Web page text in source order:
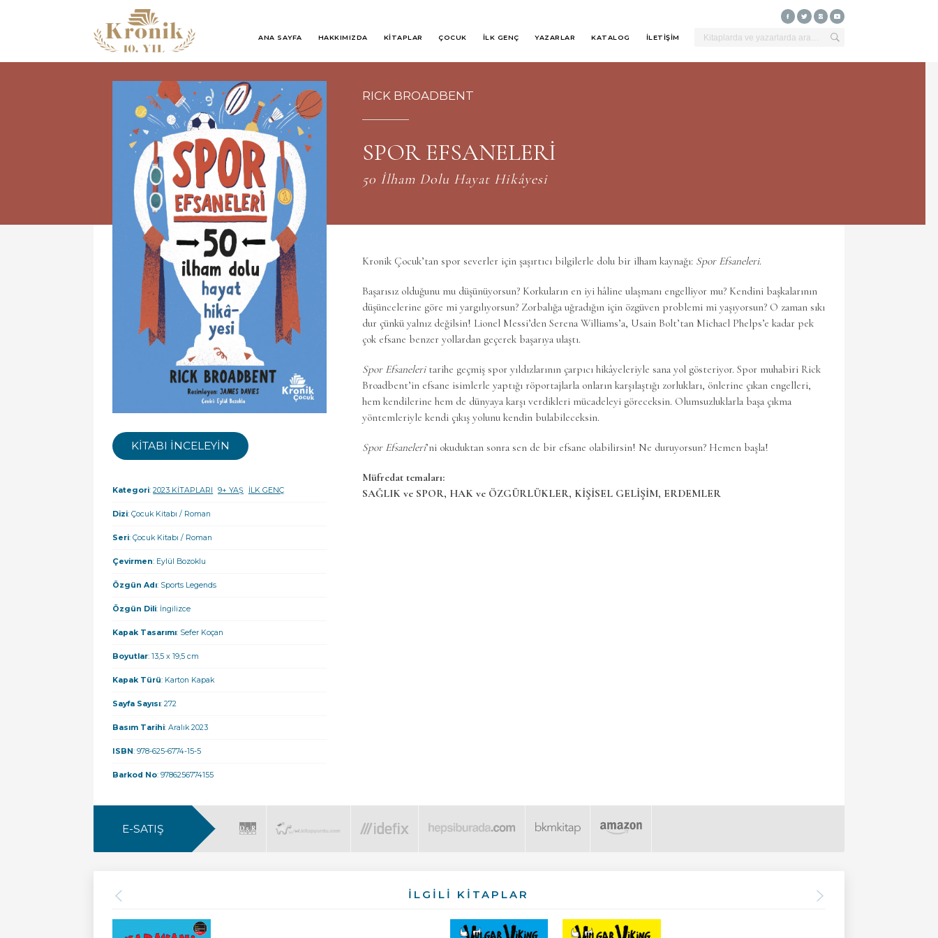
ANA SAYFA HAKKIMIZDA KİTAPLAR ÇOCUK İLK GENÇ YAZARLAR KATALOG İLETİŞİM
RICK BROADBENT
SPOR EFSANELERİ
50 İlham Dolu Hayat Hikâyesi
Kronik Çocuk’tan spor severler için şaşırtıcı bilgilerle dolu bir ilham kaynağı: Spor Efsaneleri.
Başarısız olduğunu mu düşünüyorsun? Korkuların en iyi hâline ulaşmanı engelliyor mu? Kendini başkalarının
düşüncelerine göre mi yargılıyorsun? Zorbalığa uğradığın için özgüven problemi mi yaşıyorsun? O zaman sıkı
dur çünkü yalnız değilsin! Lionel Messi’den Serena Williams’a, Usain Bolt’tan Michael Phelps’e kadar pek
çok efsane benzer yollardan geçerek başarıya ulaştı.
Spor Efsaneleritarihe geçmiş spor yıldızlarının çarpıcı hikâyeleriyle sana yol gösteriyor. Spor muhabiri Rick
Broadbent’in efsane isimlerle yaptığı röportajlarla onların karşılaştığı zorlukları, önlerine çıkan engelleri,
hem kendilerine hem de dünyaya karşı verdikleri mücadeleyi göreceksin. Olumsuzluklarla başa çıkma
yöntemleriyle kendi çıkış yolunu kendin bulabileceksin.
Spor Efsaneleri’ni okuduktan sonra sen de bir efsane olabilirsin! Ne duruyorsun? Hemen başla!
Müfredat temaları:
SAĞLIK ve SPOR, HAK ve ÖZGÜRLÜKLER, KİŞİSEL GELİŞİM, ERDEMLER
KİTABI İNCELEYİN
Kategori:2023 KİTAPLARI 9+ YAŞ İLK GENÇ
Dizi: Çocuk Kitabı / Roman
Seri: Çocuk Kitabı / Roman
Çevirmen: Eylül Bozoklu
Özgün Adı: Sports Legends
Özgün Dili: İngilizce
Kapak Tasarımı: Sefer Koçan
Boyutlar: 13,5 x 19,5 cm
Kapak Türü: Karton Kapak
Sayfa Sayısı: 272
Basım Tarihi: Aralık 2023
ISBN: 978-625-6774-15-5
Barkod No: 9786256774155
E-SATIŞ
İLGİLİ KİTAPLAR